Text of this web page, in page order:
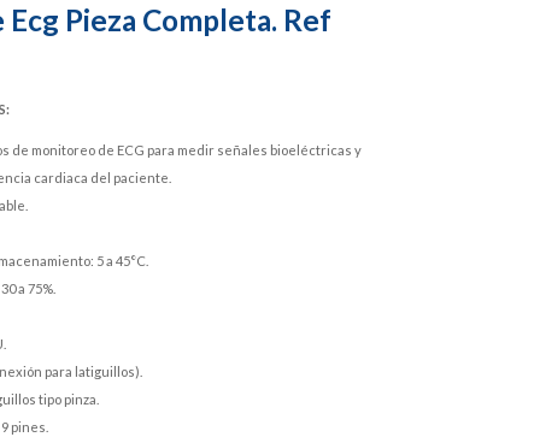
Ecg Pieza Completa. Ref
de monitoreo de ECG para medir señales bioeléctricas y
cardiaca del paciente.
5 a 45°C.
a 75%.
para latiguillos).
tipo pinza.
pines.